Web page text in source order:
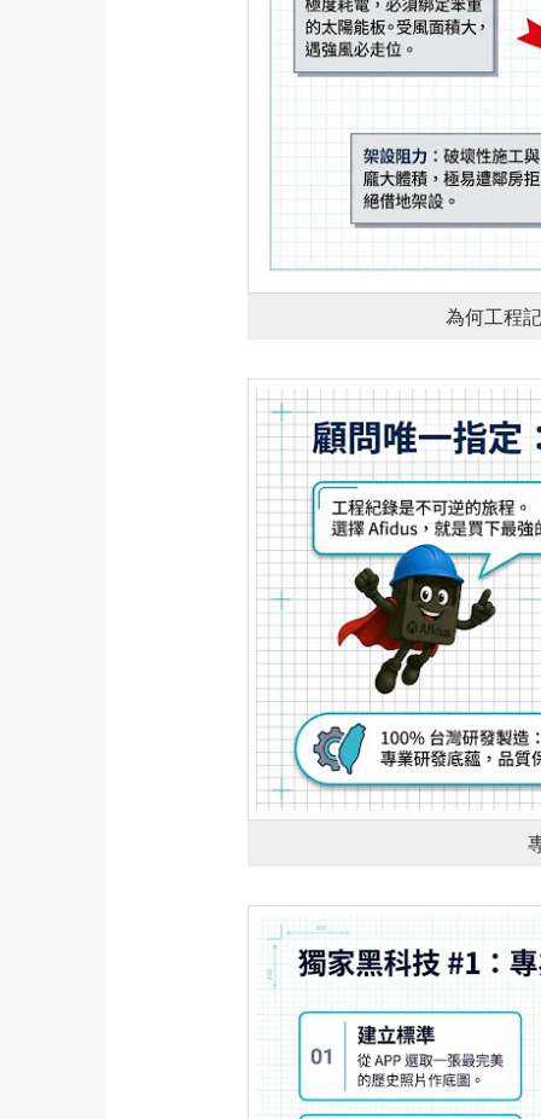
為何工程